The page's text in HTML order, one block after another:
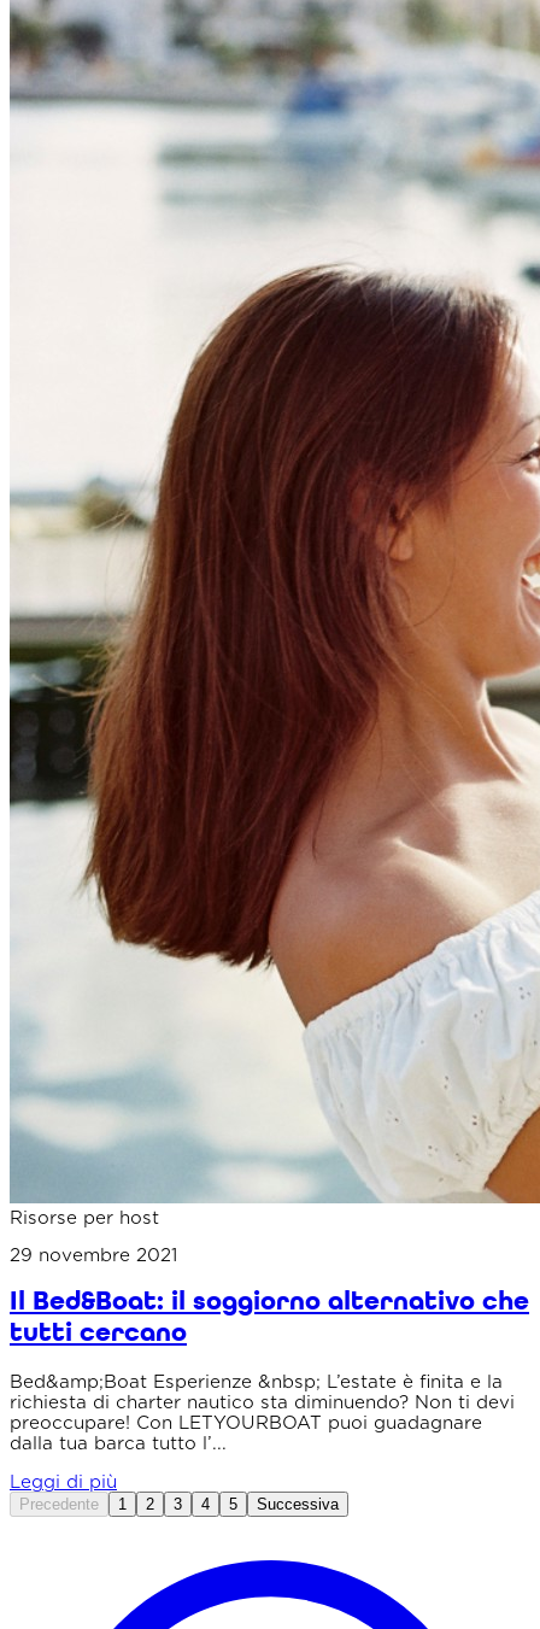
Risorse per host
29 novembre 2021
Il Bed&Boat: il soggiorno alternativo che
tutti cercano
Bed&amp;Boat Esperienze &nbsp; L’estate è finita e la
richiesta di charter nautico sta diminuendo? Non ti devi
preoccupare! Con LETYOURBOAT puoi guadagnare
dalla tua barca tutto l’...
Leggi di più
Precedente 1 2 3 4 5 Successiva